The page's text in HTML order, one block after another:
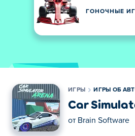
ГОНОЧНЫЕ
ИГРЫ ИГРЫ ОБ
Car
от Brain Software